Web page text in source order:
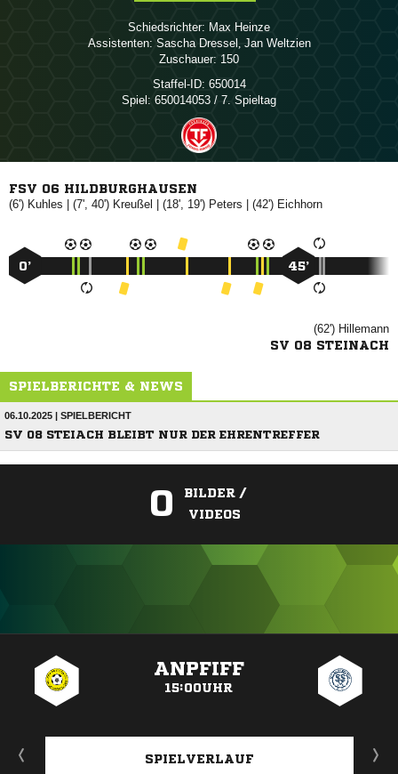
Schiedsrichter:  
Assistenten:   ,  
Zuschauer: 150
Staffel-ID: 650014
Spiel: 650014053 / 7. Spieltag
FSV 06 HILDBURGHAUSEN
(6')  | (7', 40')  | (18', 19')  | (42') 
0’ 45’
(62') 
SV 08 STEINACH
SPIELBERICHTE & NEWS
06.10.2025 | SPIELBERICHT
SV 08 STEIACH BLEIBT NUR DER EHRENTREFFER
0
BILDER /
VIDEOS
ANPFIFF
15:00UHR
SPIELVERLAUF